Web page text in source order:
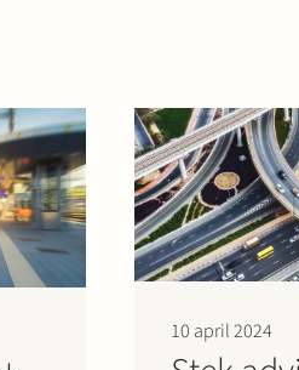
10 april 2024